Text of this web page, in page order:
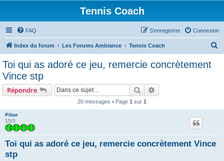
Tennis Coach
FAQ Connexion
S’enregistrer
Index du forum Les Forums Ambiance Tennis Coach
Toi qui as adoré ce jeu, remercie concrètement
Vince stp
Répondre Rechercher
20 messages • Page 1 sur 1
Pibor
15/3
Toi qui as adoré ce jeu, remercie concrètement Vince
stp